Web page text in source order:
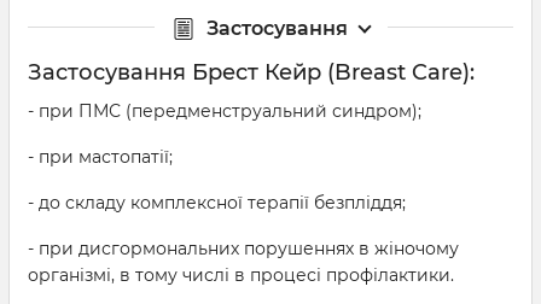
Застосування
Застосування Брест Кейр (Breast Care):
- при ПМС (передменструальний синдром);
- при мастопатії;
- до складу комплексної терапії безпліддя;
- при дисгормональних порушеннях в жіночому
організмі, в тому числі в процесі профілактики.